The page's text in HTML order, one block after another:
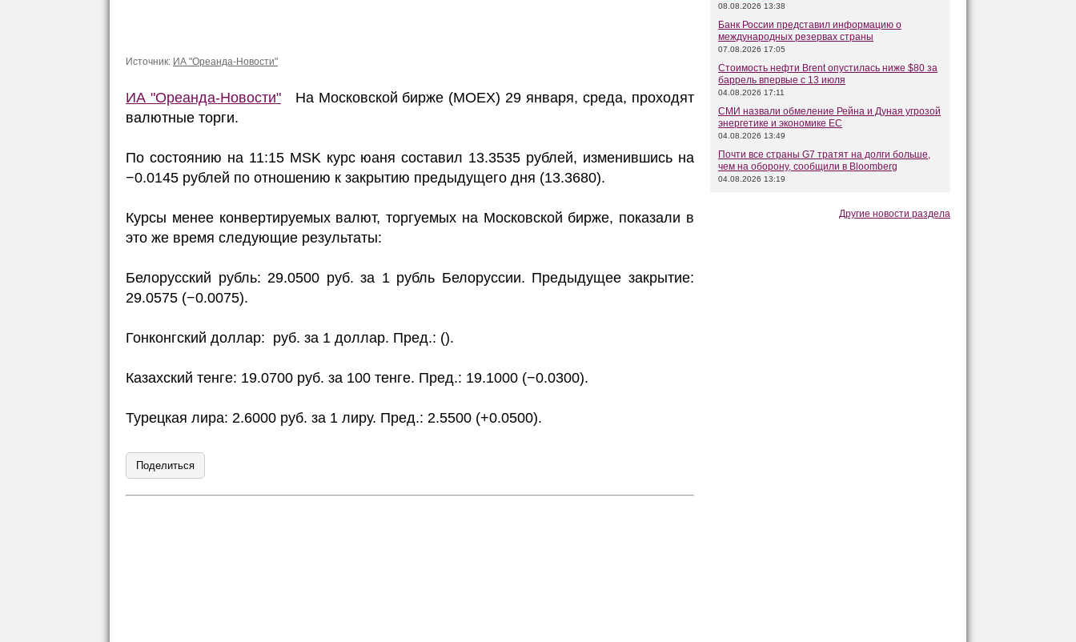
Источник: ИА "Ореанда-Новости"
ИА "Ореанда-Новости"На Московской бирже (MOEX) 29 января, среда, проходят
валютные торги.
По состоянию на 11:15 MSK курс юаня составил 13.3535 рублей, изменившись на
−0.0145 рублей по отношению к закрытию предыдущего дня (13.3680).
Курсы менее конвертируемых валют, торгуемых на Московской бирже, показали в
это же время следующие результаты:
Белорусский рубль: 29.0500 руб. за 1 рубль Белоруссии. Предыдущее закрытие:
29.0575 (−0.0075).
Гонконгский доллар: руб. за 1 доллар. Пред.: ().
Казахский тенге: 19.0700 руб. за 100 тенге. Пред.: 19.1000 (−0.0300).
Турецкая лира: 2.6000 руб. за 1 лиру. Пред.: 2.5500 (+0.0500).
Поделиться
08.08.2026 13:38
Банк России представил информацию о
международных резервах страны
07.08.2026 17:05
Стоимость нефти Brent опустилась ниже $80 за
баррель впервые с 13 июля
04.08.2026 17:11
СМИ назвали обмеление Рейна и Дуная угрозой
энергетике и экономике ЕС
04.08.2026 13:49
Почти все страны G7 тратят на долги больше,
чем на оборону, сообщили в Bloomberg
04.08.2026 13:19
Другие новости раздела